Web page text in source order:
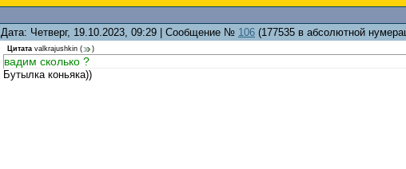
Дата: Четверг, 19.10.2023, 09:29 | Сообщение № 106 (177535 в абсолютной
Цитата valkrajushkin ( )
вадим сколько ?
Бутылка коньяка))